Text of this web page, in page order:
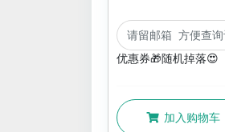
优惠券🎁随机掉落😍
加入购物车